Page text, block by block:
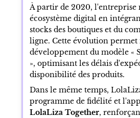
À partir de 2020, l'entreprise
écosystème digital en
stocks des boutiques et du
ligne. Cette évolution
développement du modèle «
», optimisant les délais
disponibilité des produits.
Dans le même temps,
programme de fidélité et
LolaLiza Together,